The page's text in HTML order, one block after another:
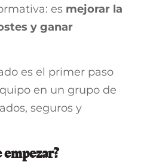
es mejorar la
y ganar
es el primer paso
en un grupo de
seguros y
empezar?